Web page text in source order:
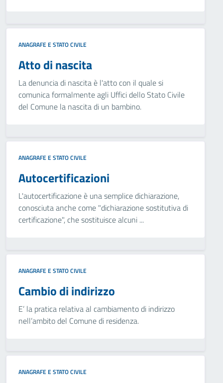
ANAGRAFE E STATO CIVILE
Atto di nascita
La denuncia di nascita è l'atto con il quale si
comunica formalmente agli Uffici dello Stato Civile
del Comune la nascita di un bambino.
ANAGRAFE E STATO CIVILE
Autocertificazioni
L'autocertificazione è una semplice dichiarazione,
conosciuta anche come "dichiarazione sostitutiva di
certificazione", che sostituisce alcuni ...
ANAGRAFE E STATO CIVILE
Cambio di indirizzo
E’ la pratica relativa al cambiamento di indirizzo
nell’ambito del Comune di residenza.
ANAGRAFE E STATO CIVILE